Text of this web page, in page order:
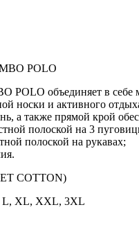
POLO
POLO объединяет в
носки и активного
а также прямой крой
полоской на 3
полоской на рукавах;
COTTON)
L, XL, XXL, 3XL